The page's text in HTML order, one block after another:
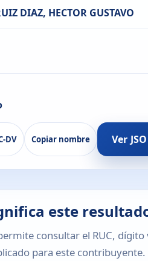
DIAZ, HECTOR GUSTAVO
DV Copiar nombre Ver
este
consultar el RUC,
para este